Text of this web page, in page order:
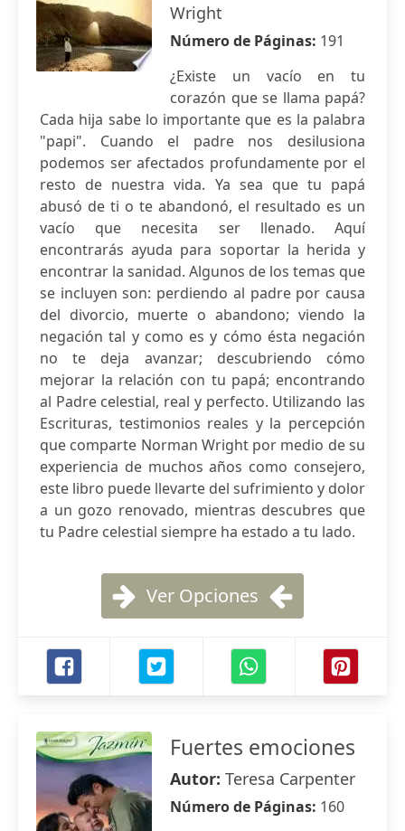
Wright
Número de Páginas: 191
¿Existe un vacío en tu
corazón que se llama papá?
Cada hija sabe lo importante que es la palabra
"papi". Cuando el padre nos desilusiona
podemos ser afectados profundamente por el
resto de nuestra vida. Ya sea que tu papá
abusó de ti o te abandonó, el resultado es un
vacío que necesita ser llenado. Aquí
encontrarás ayuda para soportar la herida y
encontrar la sanidad. Algunos de los temas que
se incluyen son: perdiendo al padre por causa
del divorcio, muerte o abandono; viendo la
negación tal y como es y cómo ésta negación
no te deja avanzar; descubriendo cómo
mejorar la relación con tu papá; encontrando
al Padre celestial, real y perfecto. Utilizando las
Escrituras, testimonios reales y la percepción
que comparte Norman Wright por medio de su
experiencia de muchos años como consejero,
este libro puede llevarte del sufrimiento y dolor
a un gozo renovado, mientras descubres que
tu Padre celestial siempre ha estado a tu lado.
Ver Opciones
Fuertes emociones
Autor: Teresa Carpenter
Número de Páginas: 160